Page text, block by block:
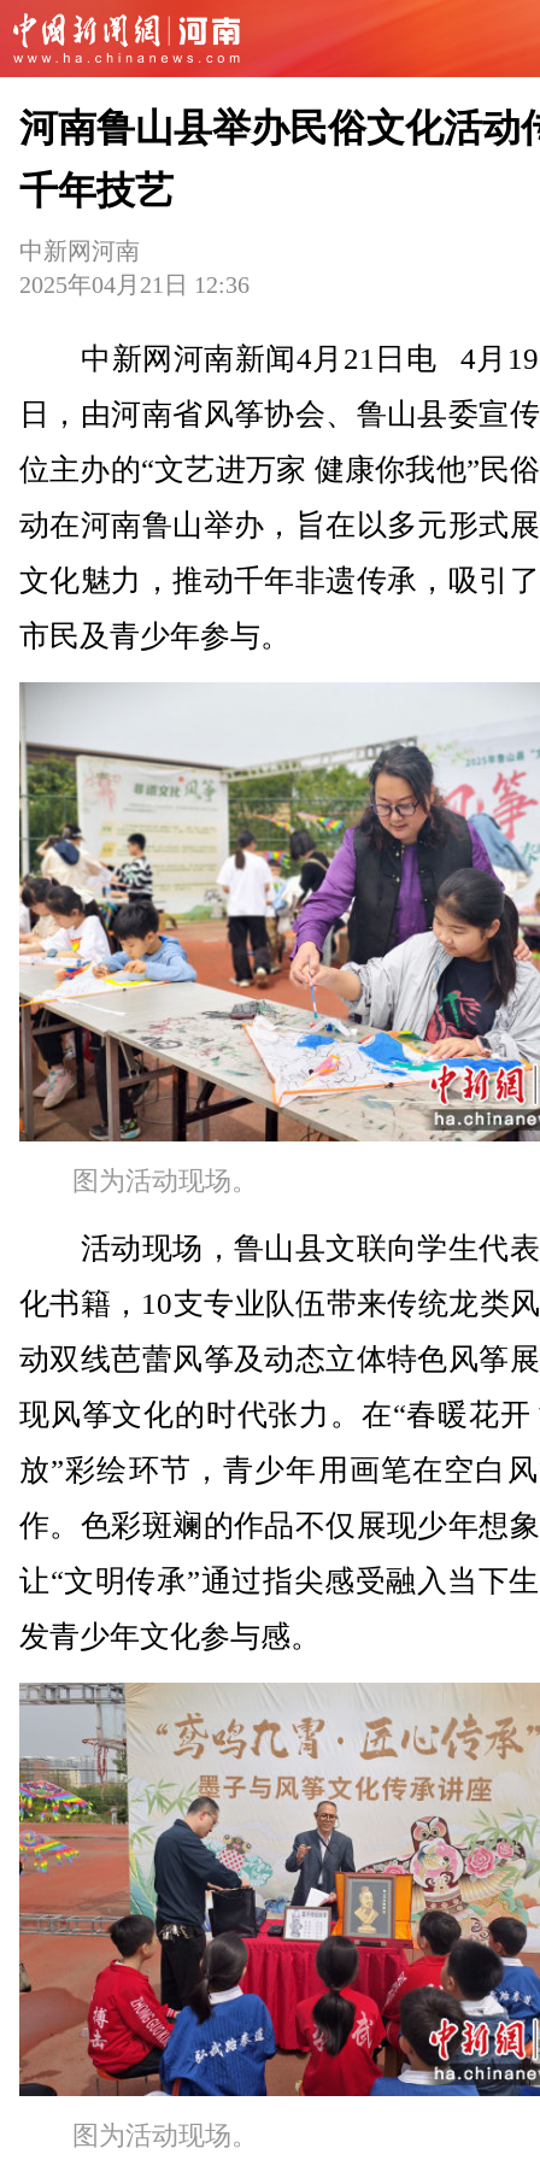
河南鲁山县举办民俗文化活动
千年技艺
中新网河南
2025年04月21日 12:36
中新网河南新闻4月21日电 4月19
日，由河南省风筝协会、鲁山县委宣
位主办的“文艺进万家 健康你我他”民
动在河南鲁山举办，旨在以多元形式
文化魅力，推动千年非遗传承，吸引
市民及青少年参与。
图为活动现场。
活动现场，鲁山县文联向学生代
化书籍，10支专业队伍带来传统龙类
动双线芭蕾风筝及动态立体特色风筝
现风筝文化的时代张力。在“春暖花开
放”彩绘环节，青少年用画笔在空白
作。色彩斑斓的作品不仅展现少年想
让“文明传承”通过指尖感受融入当下
发青少年文化参与感。
图为活动现场。